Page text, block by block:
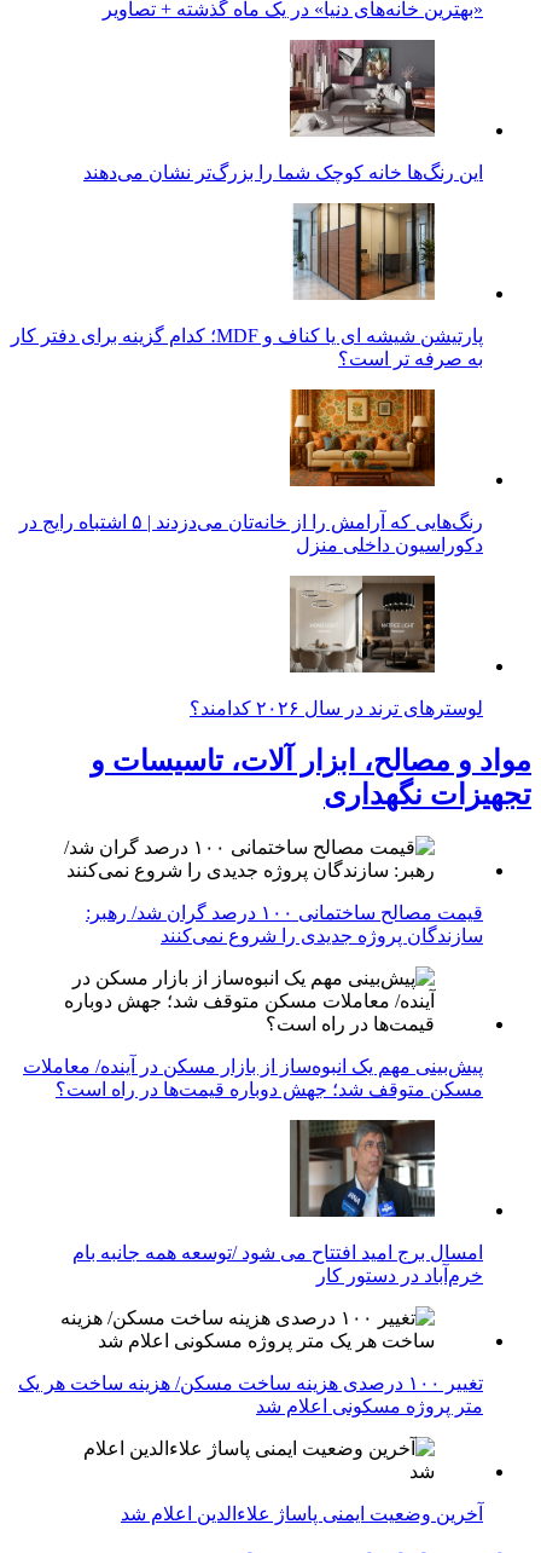
«بهترین خانه‌های دنیا» در یک ماه گذشته + تصاویر
این رنگ‌ها خانه کوچک شما را بزرگ‌تر نشان می‌دهند
پارتیشن شیشه ای یا کناف و MDF؛ کدام گزینه برای دفتر کار
به صرفه تر است؟
رنگ‌هایی که آرامش را از خانه‌تان می‌دزدند | ۵ اشتباه رایج در
دکوراسیون داخلی منزل
لوسترهای ترند در سال ۲۰۲۶ کدامند؟
مواد و مصالح، ابزار آلات، تاسیسات و
تجهیزات نگهداری
قیمت مصالح ساختمانی ۱۰۰ درصد گران شد/ رهبر:
سازندگان پروژه جدیدی را شروع نمی‌کنند
پیش‌بینی مهم یک انبوه‌ساز از بازار مسکن در آینده/ معاملات
مسکن متوقف شد؛ جهش دوباره قیمت‌ها در راه است؟
امسال برج امید افتتاح می شود /توسعه همه جانبه بام
خرم‌آباد در دستور کار
تغییر ۱۰۰ درصدی هزینه ساخت مسکن/ هزینه ساخت هر یک
متر پروژه مسکونی اعلام شد
آخرین وضعیت ایمنی پاساژ علاءالدین اعلام شد